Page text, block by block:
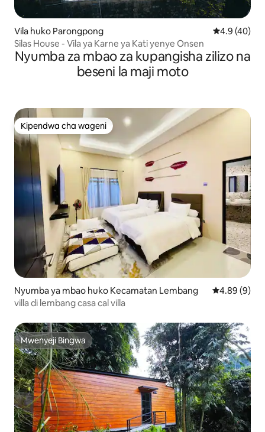
Vila huko Parongpong Ukadiriaji
4.9 (40)
Silas House - Vila ya Karne ya Kati yenye Onsen
Nyumba za mbao za kupangisha zilizo na
beseni la maji moto
Kipendwa cha wageni
Kipendwa cha wageni
Nyumba ya mbao huko Kecamatan Lembang Ukadiriaji
4.89 (9)
villa di lembang casa cal villa
Mwenyeji Bingwa
Mwenyeji Bingwa